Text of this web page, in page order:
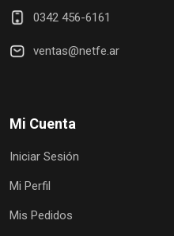
0342 456-6161
ventas@netfe.ar
Mi Cuenta
Iniciar Sesión
Mi Perfil
Mis Pedidos